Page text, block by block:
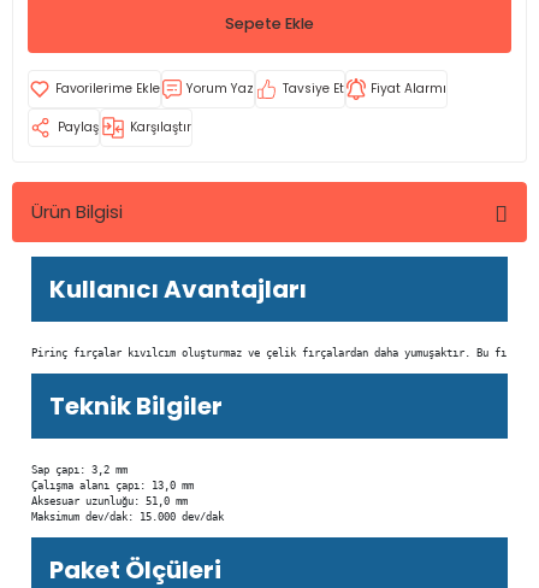
Sepete Ekle
Yorum Yaz Tavsiye Et Fiyat Alarmı
Paylaş Karşılaştır
Ürün Bilgisi
Kullanıcı Avantajları
Pirinç fırçalar kıvılcım oluşturmaz ve çelik fırçalardan daha yumuşaktır. Bu
Teknik Bilgiler
Sap çapı: 3,2 mm
Çalışma alanı çapı: 13,0 mm
Aksesuar uzunluğu: 51,0 mm
Maksimum dev/dak: 15.000 dev/dak
Paket Ölçüleri